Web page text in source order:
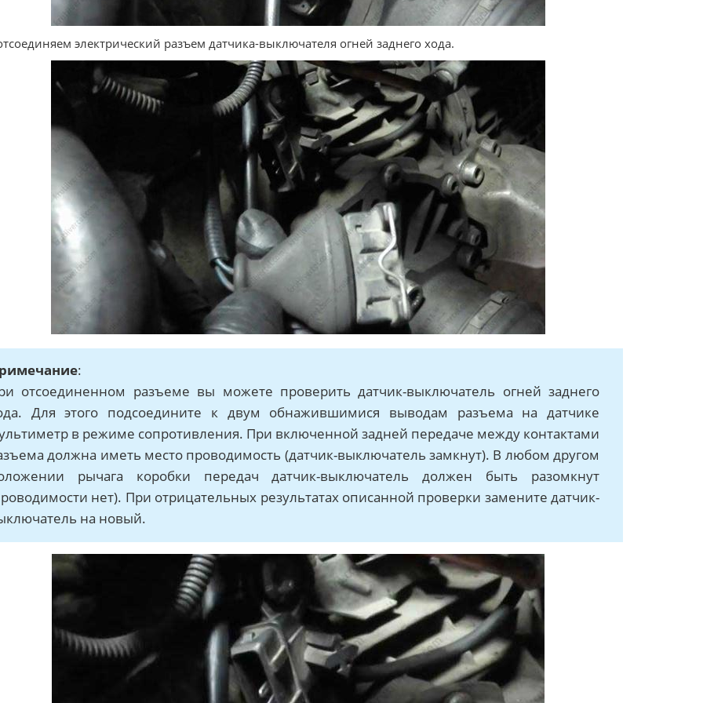
электрический разъем датчика-выключателя огней заднего хода.
:
отсоединенном разъеме вы можете проверить датчик-выключатель огней заднего
Для этого подсоедините к двум обнажившимися выводам разъема на датчике
в режиме сопротивления. При включенной задней передаче между контактами
должна иметь место проводимость (датчик-выключатель замкнут). В любом другом
рычага коробки передач датчик-выключатель должен быть разомкнут
нет). При отрицательных результатах описанной проверки замените датчик-
на новый.